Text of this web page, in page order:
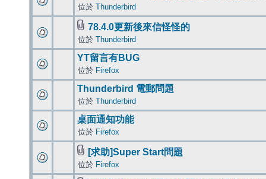
位於 Thunderbird
78.4.0更新後來信怪怪的
位於 Thunderbird
YT留言有BUG
位於 Firefox
Thunderbird 電郵問題
位於 Thunderbird
桌面通知功能
位於 Firefox
[求助]Super Start問題
位於 Firefox